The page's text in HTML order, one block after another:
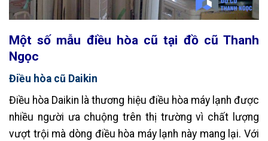
Một số mẫu điều hòa cũ tại đồ cũ Thanh
Ngọc
Điều hòa cũ Daikin
Điều hòa Daikin là thương hiệu điều hòa máy lạnh được
nhiều người ưa chuộng trên thị trường vì chất lượng
vượt trội mà dòng điều hòa máy lạnh này mang lại. Với